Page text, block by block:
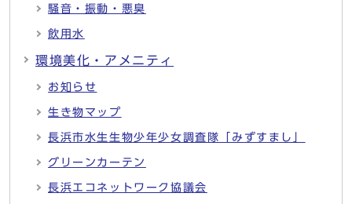
騒音・振動・悪臭
飲用水
環境美化・アメニティ
お知らせ
生き物マップ
長浜市水生生物少年少女調査隊「みずすまし」
グリーンカーテン
長浜エコネットワーク協議会